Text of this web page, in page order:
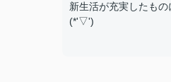
新生活が充実したも
(*'▽')